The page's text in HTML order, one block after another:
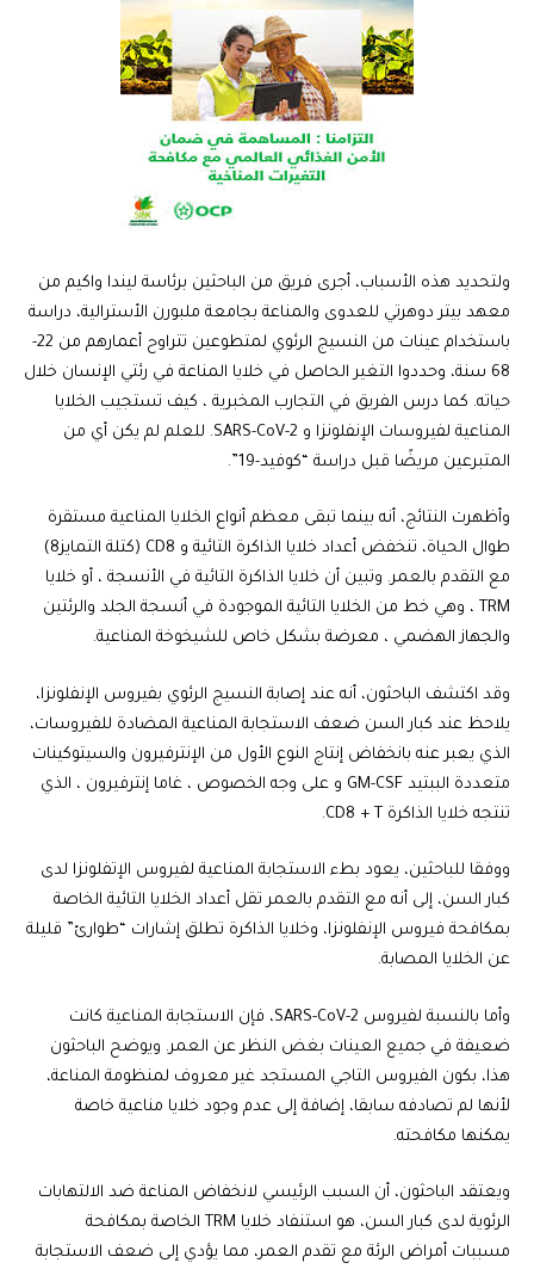
ولتحديد هذه الأسباب، أجرى فريق من الباحثين برئاسة ليندا واكيم من
معهد بيتر دوهرتي للعدوى والمناعة بجامعة ملبورن الأسترالية، دراسة
باستخدام عينات من النسيج الرئوي لمتطوعين تتراوح أعمارهم من 22-
68 سنة، وحددوا التغير الحاصل في خلايا المناعة في رئتي الإنسان خلال
حياته. كما درس الفريق في التجارب المخبرية ، كيف تستجيب الخلايا
المناعية لفيروسات الإنفلونزا و SARS-CoV-2. للعلم لم يكن أي من
المتبرعين مريضًا قبل دراسة “كوفيد-19”.
وأظهرت النتائج، أنه بينما تبقى معظم أنواع الخلايا المناعية مستقرة
طوال الحياة، تنخفض أعداد خلايا الذاكرة التائية و CD8 (كتلة التمايز8)
مع التقدم بالعمر. وتبين أن خلايا الذاكرة التائية في الأنسجة ، أو خلايا
TRM ، وهي خط من الخلايا التائية الموجودة في أنسجة الجلد والرئتين
والجهاز الهضمي ، معرضة بشكل خاص للشيخوخة المناعية.
وقد اكتشف الباحثون، أنه عند إصابة النسيج الرئوي بفيروس الإنفلونزا،
يلاحظ عند كبار السن ضعف الاستجابة المناعية المضادة للفيروسات،
الذي يعبر عنه بانخفاض إنتاج النوع الأول من الإنترفيرون والسيتوكينات
متعددة الببتيد GM-CSF و على وجه الخصوص ، غاما إنترفيرون ، الذي
تنتجه خلايا الذاكرة CD8 + T.
ووفقا للباحثين، يعود بطء الاستجابة المناعية لفيروس الإتفلونزا لدى
كبار السن، إلى أنه مع التقدم بالعمر تقل أعداد الخلايا التائية الخاصة
بمكافحة فيروس الإنفلونزا، وخلايا الذاكرة تطلق إشارات “طوارئ” قليلة
عن الخلايا المصابة.
وأما بالنسبة لفيروس SARS-CoV-2، فإن الاستجابة المناعية كانت
ضعيفة في جميع العينات بغض النظر عن العمر. ويوضح الباحثون
هذا، بكون الفيروس التاجي المستجد غير معروف لمنظومة المناعة،
لأنها لم تصادفه سابقا، إضافة إلى عدم وجود خلايا مناعية خاصة
يمكنها مكافحته.
ويعتقد الباحثون، أن السبب الرئيسي لانخفاض المناعة ضد الالتهابات
الرئوية لدى كبار السن، هو استنفاد خلايا TRM الخاصة بمكافحة
مسببات أمراض الرئة مع تقدم العمر، مما يؤدي إلى ضعف الاستجابة